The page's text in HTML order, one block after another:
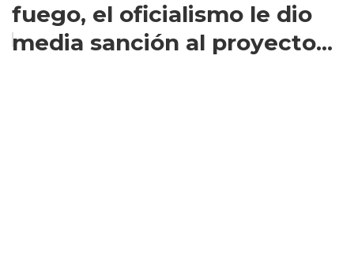
fuego, el oficialismo le dio
media sanción al proyecto...